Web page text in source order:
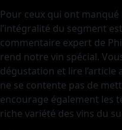
Pour ceux qui ont
l’intégralité du segment
commentaire expert de
rend notre vin spécial.
dégustation et lire l’article
ne se contente pas de
encourage également les
riche variété des vins du